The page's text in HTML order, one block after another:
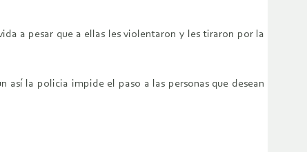
a pesar que a ellas les violentaron y les tiraron por la
así la policia impide el paso a las personas que desean